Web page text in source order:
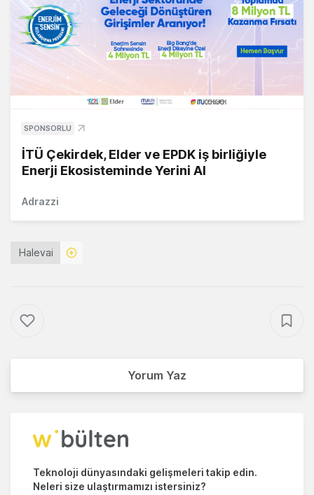
SPONSORLU
İTÜ Çekirdek, Elder ve EPDK iş birliğiyle
Enerji Ekosisteminde Yerini Al
Adrazzi
Halevai
Yorum Yaz
Teknoloji dünyasındaki gelişmeleri takip edin.
Neleri size ulaştırmamızı istersiniz?